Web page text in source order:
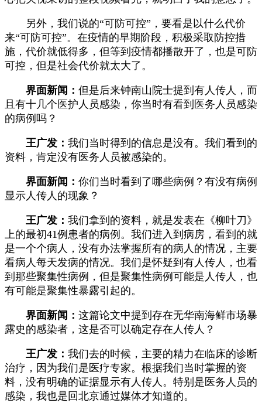
另外，我们说的“可防可控”，要看是以什么代价
来“可防可控”。在疫情的早期阶段，积极采取防控措
施，代价就低得多，但等到疫情都播散开了，也是可防
可控，但是社会代价就太大了。
界面新闻： 但是后来钟南山院士提到有人传人，而
且有十几个医护人员感染，你当时有看到医务人员感染
的病例吗？
王广发： 我们当时得到的信息是没有。我们看到的
资料，肯定没有医务人员被感染的。
界面新闻： 你们当时看到了哪些病例？有没有病例
显示人传人的现象？
王广发： 我们拿到的资料，就是发表在《柳叶刀》
上的最初41例患者的病例。我们进入到病房，看到的就
是一个个病人，没有办法掌握所有的病人的情况，主要
看病人每天发病的情况。我们是怀疑到有人传人，也看
到那些聚集性病例，但是聚集性病例可能是人传人，也
有可能是聚集性暴露引起的。
界面新闻： 这篇论文中提到存在无华南海鲜市场暴
露史的感染者，这是否可以确定存在人传人？
王广发： 我们去的时候，主要的精力在临床的诊断
治疗，因为我们是医疗专家。根据我们当时掌握的资
料，没有明确的证据显示有人传人。特别是医务人员的
感染，我也是回北京通过媒体才知道的。